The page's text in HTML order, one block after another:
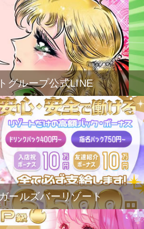
グループ公式LINE
ールズバーリゾート